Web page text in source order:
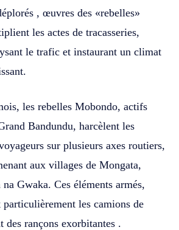
, œuvres des «rebelles»
les actes de tracasseries,
le trafic et instaurant un climat
les rebelles Mobondo, actifs
Bandundu, harcèlent les
sur plusieurs axes routiers,
aux villages de Mongata,
Gwaka. Ces éléments armés,
les camions de
des rançons exorbitantes .